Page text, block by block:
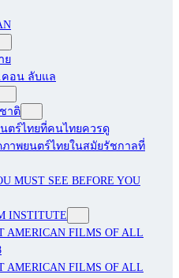
ย
อน ลับแล
าติ
ตร์ไทยที่คนไทยควรดู
าพยนตร์ไทยในสมัยรัชกาลที่
MUST SEE BEFORE YOU
INSTITUTE
AMERICAN FILMS OF ALL
AMERICAN FILMS OF ALL